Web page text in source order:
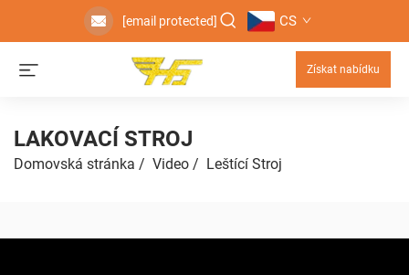
[email protected] CS
Získat nabídku
LAKOVACÍ STROJ
Domovská stránka / Video / Leštící Stroj